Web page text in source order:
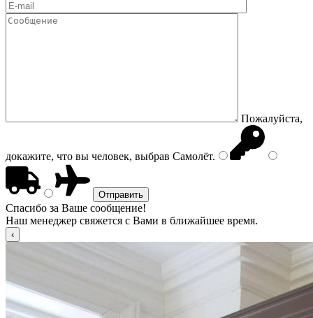
Пожалуйста,
докажите, что вы человек, выбрав Самолёт.
Спасибо за Ваше сообщение!
Наш менеджер свяжется с Вами в ближайшее время.